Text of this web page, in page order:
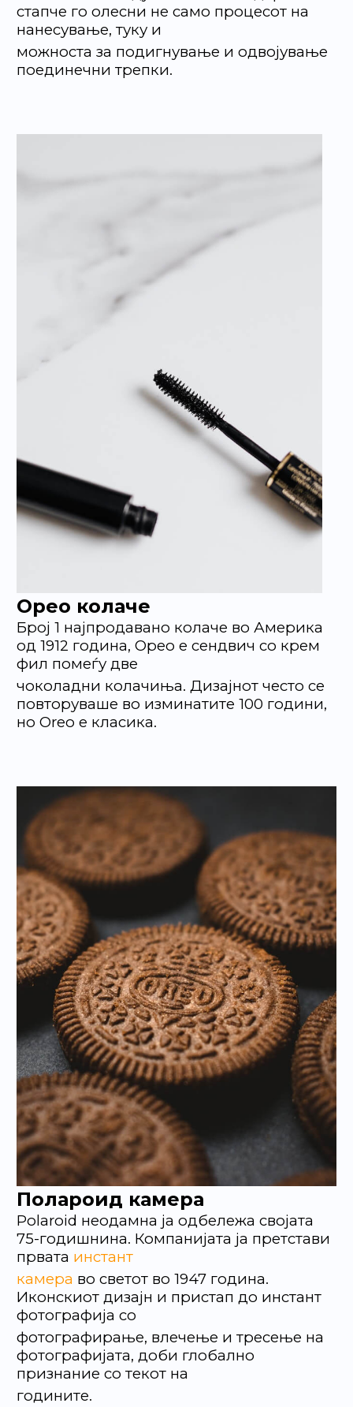
стапче го олесни не само процесот на
нанесување, туку и
можноста за подигнување и одвојување
поединечни трепки.
Орео колаче
Број 1 најпродавано колаче во Америка
од 1912 година, Орео е сендвич со крем
фил помеѓу две
чоколадни колачиња. Дизајнот често се
повторуваше во изминатите 100 години,
но Oreo е класика.
Полароид камера
Polaroid неодамна ја одбележа својата
75-годишнина. Компанијата ја претстави
првата инстант
камера во светот во 1947 година.
Иконскиот дизајн и пристап до инстант
фотографија со
фотографирање, влечење и тресење на
фотографијата, доби глобално
признание со текот на
годините.